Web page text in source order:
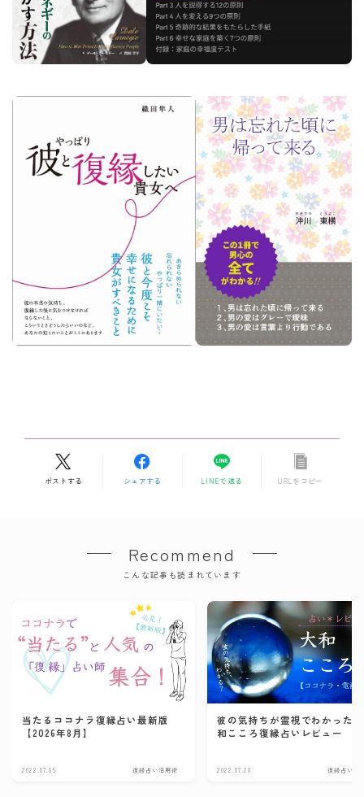
ポストする シェアする LINEで送る URLをコピー
Recommend
こんな記事も読まれています
当たるココナラ復縁占い最新版
【2026年8月】
2022.07.05 復縁占い活用術
彼の気持ちが霊視でわかった
和こころ復縁占いレビュー
2022.07.20 復縁占い活